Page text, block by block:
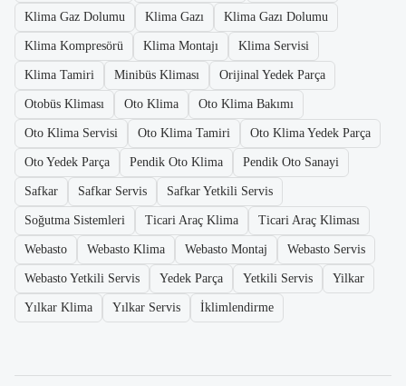
Klima Gaz Dolumu Klima Gazı Klima Gazı Dolumu
Klima Kompresörü Klima Montajı Klima Servisi
Klima Tamiri Minibüs Kliması Orijinal Yedek Parça
Otobüs Kliması Oto Klima Oto Klima Bakımı
Oto Klima Servisi Oto Klima Tamiri Oto Klima Yedek Parça
Oto Yedek Parça Pendik Oto Klima Pendik Oto Sanayi
Safkar Safkar Servis Safkar Yetkili Servis
Soğutma Sistemleri Ticari Araç Klima Ticari Araç Kliması
Webasto Webasto Klima Webasto Montaj Webasto Servis
Webasto Yetkili Servis Yedek Parça Yetkili Servis Yilkar
Yılkar Klima Yılkar Servis İklimlendirme